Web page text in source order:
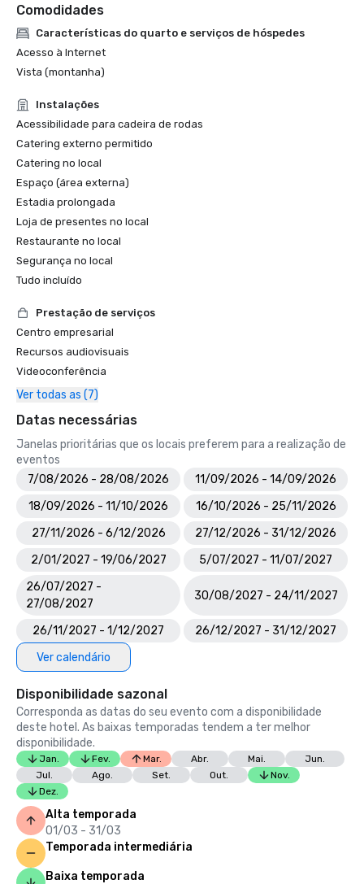
Comodidades
Características do quarto e serviços de hóspedes
Acesso à Internet
Vista (montanha)
Instalações
Acessibilidade para cadeira de rodas
Catering externo permitido
Catering no local
Espaço (área externa)
Estadia prolongada
Loja de presentes no local
Restaurante no local
Segurança no local
Tudo incluído
Prestação de serviços
Centro empresarial
Recursos audiovisuais
Videoconferência
Ver todas as (7)
Datas necessárias
Janelas prioritárias que os locais preferem para a realização de
eventos
7/08/2026 - 28/08/2026
11/09/2026 - 14/09/2026
18/09/2026 - 11/10/2026
16/10/2026 - 25/11/2026
27/11/2026 - 6/12/2026
27/12/2026 - 31/12/2026
2/01/2027 - 19/06/2027
5/07/2027 - 11/07/2027
26/07/2027 -
27/08/2027
30/08/2027 - 24/11/2027
26/11/2027 - 1/12/2027
26/12/2027 - 31/12/2027
Ver calendário
Disponibilidade sazonal
Corresponda as datas do seu evento com a disponibilidade
deste hotel. As baixas temporadas tendem a ter melhor
disponibilidade.
Jan. Fev. Mar. Abr. Mai.
Jun.
Jul.
Ago. Set. Out.
Nov.
Dez.
Alta temporada
01/03 - 31/03
Temporada intermediária
Baixa temporada